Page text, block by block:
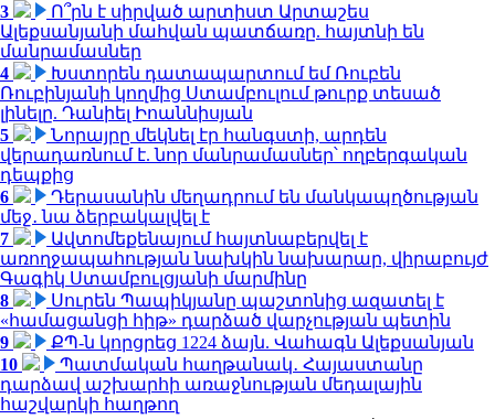
3
Ո՞րն է սիրված արտիստ Արտաշես
Ալեքսանյանի մահվան պատճառը. հայտնի են
մանրամասներ
4
Խստորեն դատապարտում եմ Ռուբեն
Ռուբինյանի կողմից Ստամբուլում թուրք տեսած
լինելը. Դանիել Իոաննիսյան
5
Նորայրը մեկնել էր հանգստի, արդեն
վերադառնում է. նոր մանրամասներ՝ ողբերգական
դեպքից
6
Դերասանին մեղադրում են մանկապղծության
մեջ․ նա ձերբակալվել է
7
Ավտոմեքենայում հայտնաբերվել է
առողջապահության նախկին նախարար, վիրաբույժ
Գագիկ Ստամբուլցյանի մարմինը
8
Սուրեն Պապիկյանը պաշտոնից ազատել է
«համացանցի հիթ» դարձած վարչության պետին
9
ՔՊ-ն կորցրեց 1224 ձայն. Վահագն Ալեքսանյան
10
Պատմական հաղթանակ․ Հայաստանը
դարձավ աշխարհի առաջնության մեդալային
հաշվարկի հաղթող